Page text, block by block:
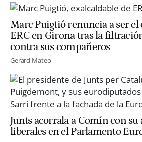
Marc Puigtió renuncia a ser el
ERC en Girona tras la
contra sus compañeros
Gerard Mateo
Junts acorrala a Comín con su
liberales en el Parlamento